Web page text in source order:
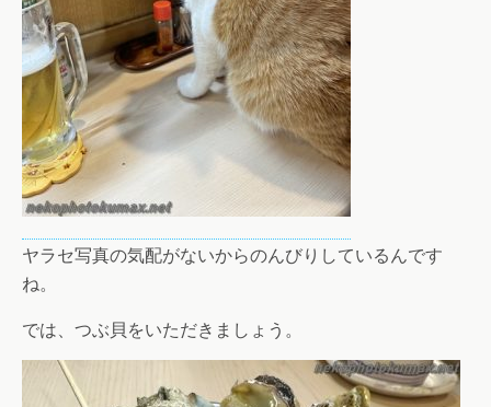
ヤラセ写真の気配がないからのんびりしているんです
ね。
では、つぶ貝をいただきましょう。